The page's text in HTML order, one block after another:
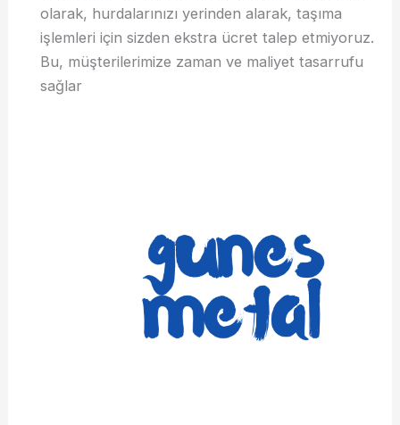
olarak, hurdalarınızı yerinden alarak, taşıma
işlemleri için sizden ekstra ücret talep etmiyoruz.
Bu, müşterilerimize zaman ve maliyet tasarrufu
sağlar